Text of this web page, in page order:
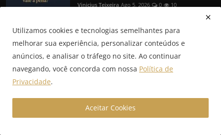
Vinicius Teixeira Ago 5, 2026 0 10
Inflação desacelera e mercado vê
cortes de juros
Vinicius Teixeira Jul 30, 2026 0 10
Newsletter
Utilizamos cookies e tecnologias semelhantes para
melhorar sua experiência, personalizar conteúdos e
anúncios, e analisar o tráfego no site. Ao continuar
navegando, você concorda com nossa Política de
Privacidade.
Aceitar Cookies